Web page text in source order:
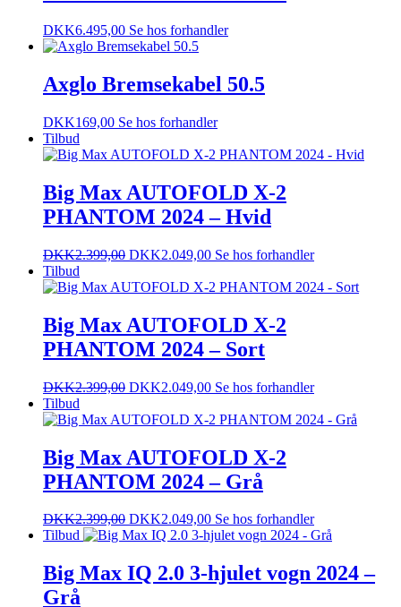
DKK6.495,00 Se hos forhandler
Axglo Bremsekabel 50.5
DKK169,00 Se hos forhandler
Tilbud
Big Max AUTOFOLD X-2
PHANTOM 2024 – Hvid
DKK2.399,00 DKK2.049,00 Se hos forhandler
Tilbud
Big Max AUTOFOLD X-2
PHANTOM 2024 – Sort
DKK2.399,00 DKK2.049,00 Se hos forhandler
Tilbud
Big Max AUTOFOLD X-2
PHANTOM 2024 – Grå
DKK2.399,00 DKK2.049,00 Se hos forhandler
Tilbud
Big Max IQ 2.0 3-hjulet vogn 2024 –
Grå